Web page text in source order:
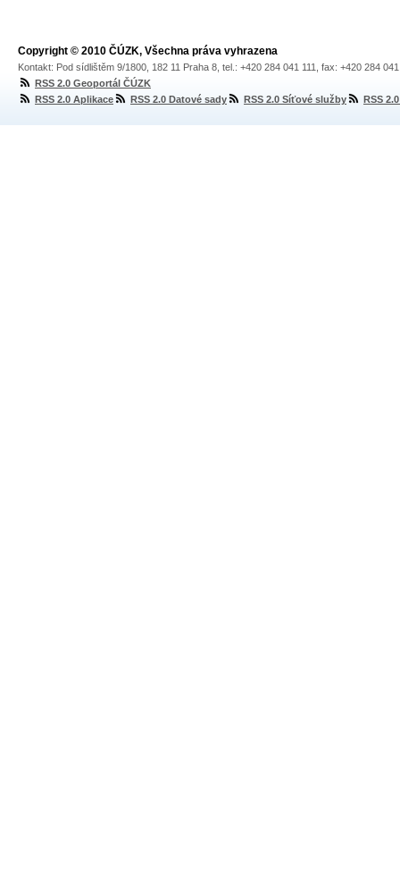
Copyright © 2010 ČÚZK, Všechna práva vyhrazena
Kontakt: Pod sídlištěm 9/1800, 182 11 Praha 8, tel.: +420 284 041 111, fax: +420 284
RSS 2.0 Geoportál ČÚZK
RSS 2.0 Aplikace
RSS 2.0 Datové sady RSS 2.0 Síťové služby RSS